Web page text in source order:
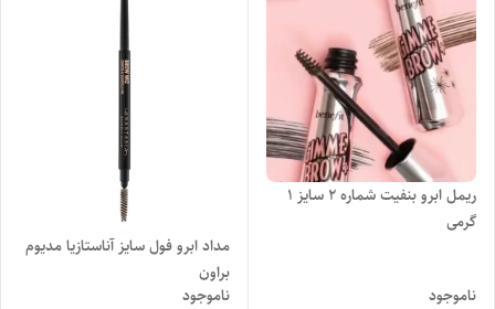
ریمل ابرو بنفیت شماره 2 سایز 1
گرمی
ناموجود
مداد ابرو فول سایز آناستازیا مدیوم
براون
ناموجود